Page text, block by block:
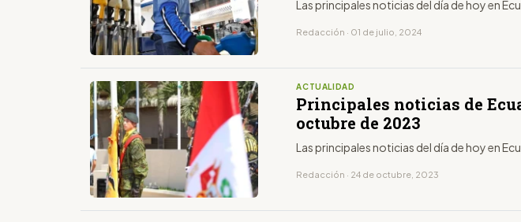
Las principales noticias del día de hoy en
Redacción · 01 de julio, 2024
ACTUALIDAD
Principales noticias de
octubre de 2023
Las principales noticias del día de hoy en
Redacción · 24 de octubre, 2023